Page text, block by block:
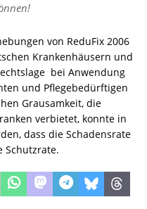
von ReduFix 2006
Krankenhäusern und
bei Anwendung
und Pflegebedürftigen
Grausamkeit, die
verbietet, konnte in
dass die Schadensrate
Schutzrate.